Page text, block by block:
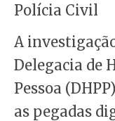
Polícia Civil
A
Delegacia de
Pessoa
as pegadas